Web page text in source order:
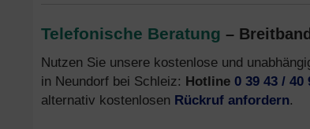
Telefonische Beratung –
Nutzen Sie unsere kostenlose und
in Neundorf bei Schleiz: Hotline 0 39 43 / 40
alternativ kostenlosen Rückruf anfordern.